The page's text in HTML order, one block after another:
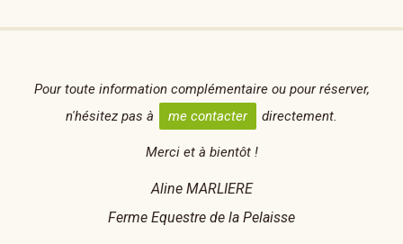
Pour toute information complémentaire ou pour réserver,
n'hésitez pas à
me contacter directement.
Merci et à bientôt !
Aline MARLIERE
Ferme Equestre de la Pelaisse